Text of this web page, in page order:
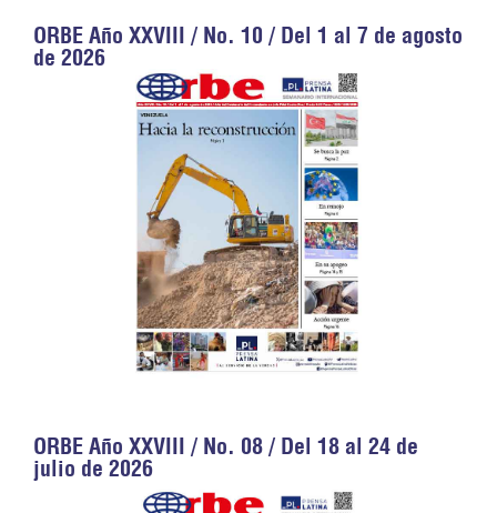
ORBE Año XXVIII / No. 10 / Del 1 al 7 de agosto
de 2026
ORBE Año XXVIII / No. 08 / Del 18 al 24 de
julio de 2026